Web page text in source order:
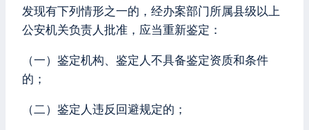
发现有下列情形之一的，经办案部门所属县级以上
公安机关负责人批准，应当重新鉴定：
（一）鉴定机构、鉴定人不具备鉴定资质和条件
的；
（二）鉴定人违反回避规定的；